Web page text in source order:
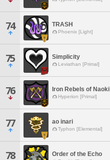
74 TRASH
Phoenix [Light]
75 Simplicity
Leviathan [Primal]
76 Iron Rebels of Naoki
Hyperion [Primal]
77 ao inari
Typhon [Elemental]
78 Order of the Echo